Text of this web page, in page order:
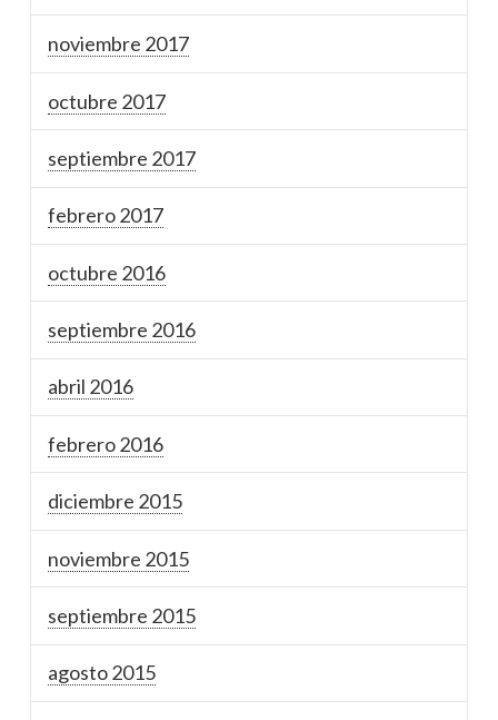
noviembre 2017
octubre 2017
septiembre 2017
febrero 2017
octubre 2016
septiembre 2016
abril 2016
febrero 2016
diciembre 2015
noviembre 2015
septiembre 2015
agosto 2015